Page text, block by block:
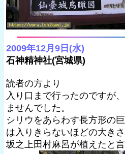
2009年12月9日(水)
石神精神社(宮城県)
読者の方より
入り口まで行ったのですが
ませんでした。
シリウをあらわす長方形の
は入りきらないほどの大きさ
坂之上田村麻呂が植えたと